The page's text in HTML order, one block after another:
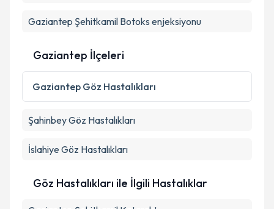
Gaziantep Şehitkamil Botoks enjeksiyonu
Gaziantep İlçeleri
Gaziantep Göz Hastalıkları
ŞahinbeyGöz Hastalıkları
İslahiye Göz Hastalıkları
Göz Hastalıkları ile İlgili Hastalıklar